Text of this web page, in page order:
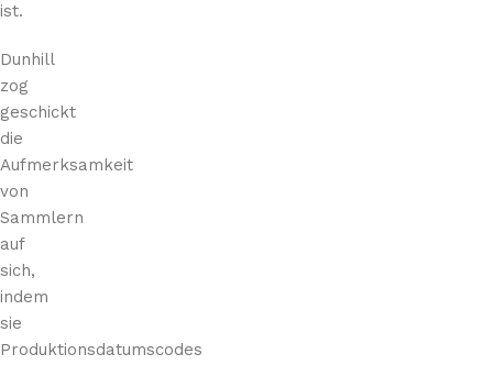
ist.
Dunhill
zog
geschickt
die
Aufmerksamkeit
von
Sammlern
auf
sich,
indem
sie
Produktionsdatumscodes